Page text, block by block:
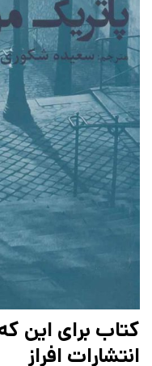
کتاب برای این
انتشارات افراز